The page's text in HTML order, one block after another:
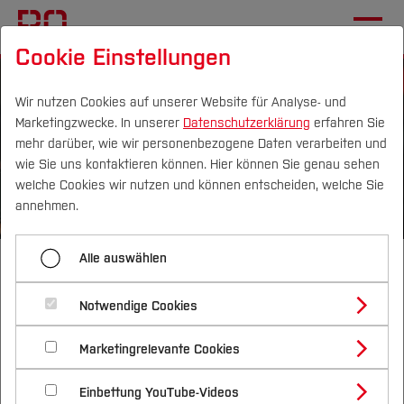
Campus Personen DE|EN Quicklinks
Studium
Studienangebote
Bachelorstudiengänge
Masterstudiengänge
Vor dem Studium
Bewerben & Einschreiben
Bewerbungsportal
Im Studium
Studienbüros und Prüfungen
Nach dem Studium
Forschung & Transfer
Profil
Forschungs- und Transferprofil
Schwerpunkte (FuT)
Beratung & Förderung
Nachhaltigkeit
Nachhaltigkeit studieren
International
Institut für Additive
Manufacturing, Materials &
Machines (IAM³)
Unterhalb finden Sie weitere Informationen
Cookie Einstellungen
Wir nutzen Cookies auf unserer Website für Analyse- und
Marketingzwecke. In unserer Datenschutzerklärung erfahren Sie
mehr darüber, wie wir personenbezogene Daten verarbeiten und
wie Sie uns kontaktieren können. Hier können Sie genau sehen
welche Cookies wir nutzen und können entscheiden, welche Sie
annehmen.
Alle auswählen
Notwendige Cookies
Marketingrelevante Cookies
Einbettung YouTube-Videos